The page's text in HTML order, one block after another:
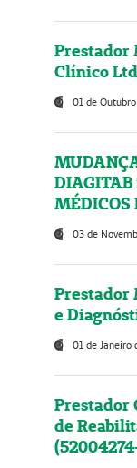
Prestador
Clínico
01 de
DIAGITAB
03 de
Prestador
e
01 de Janeiro
Prestador
de